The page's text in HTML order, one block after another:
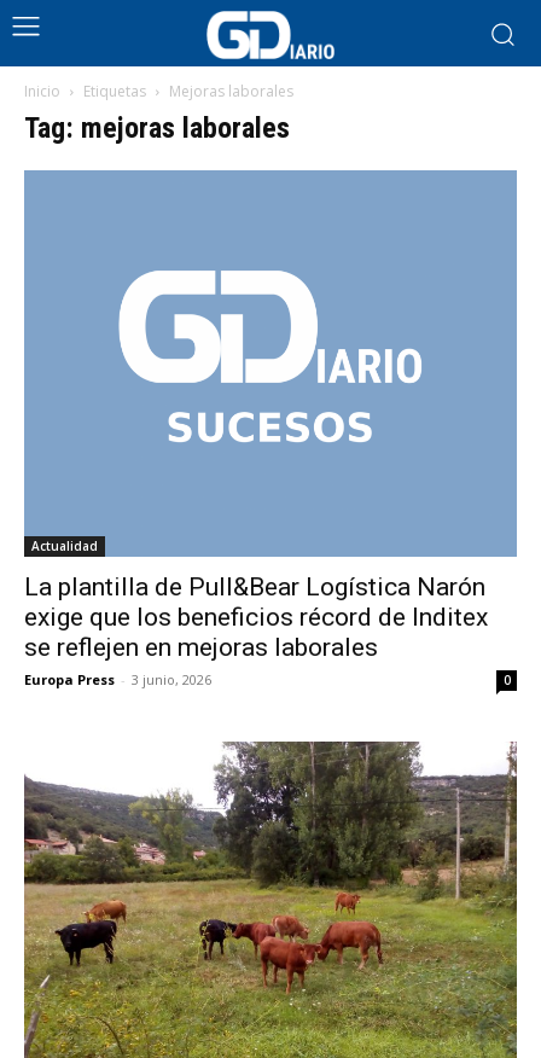
Inicio Etiquetas Mejoras laborales
Tag: mejoras laborales
Actualidad
La plantilla de Pull&Bear Logística Narón
exige que los beneficios récord de Inditex
se reflejen en mejoras laborales
Europa Press - 3 junio, 2026 0